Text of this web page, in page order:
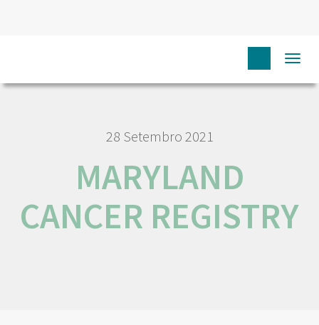
28 Setembro 2021
MARYLAND
CANCER REGISTRY